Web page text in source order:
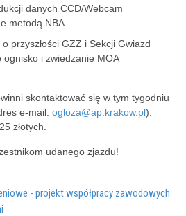
danych CCD/Webcam
metodą NBA
przyszłości GZZ i Sekcji Gwiazd
i zwiedzanie MOA
skontaktować się w tym tygodniu
e-mail: ogloza@ap.krakow.pl).
złotych.
udanego zjazdu!
- projekt współpracy zawodowych